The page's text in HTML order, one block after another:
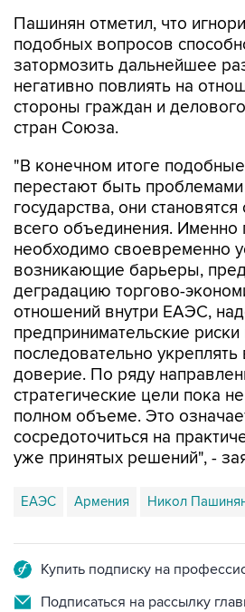
Пашинян отметил, что
подобных вопросов
затормозить дальнейшее
негативно повлиять на
стороны граждан и
стран Союза.
"В конечном итоге
перестают быть проблемами
государства, они
всего объединения. Именно
необходимо своевременно
возникающие барьеры,
деградацию торгово-
отношений внутри ЕАЭС,
предпринимательские риски
последовательно
доверие. По ряду
стратегические цели пока
полном объеме. Это
сосредоточиться на
уже принятых решений", -
ЕАЭС Армения Никол
Купить подписку на
Подписаться на рассылку